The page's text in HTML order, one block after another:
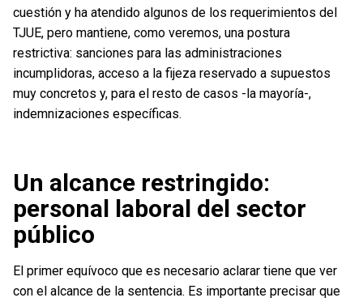
cuestión y ha atendido algunos de los requerimientos del
TJUE, pero mantiene, como veremos, una postura
restrictiva: sanciones para las administraciones
incumplidoras, acceso a la fijeza reservado a supuestos
muy concretos y, para el resto de casos -la mayoría-,
indemnizaciones específicas.
Un alcance restringido:
personal laboral del sector
público
El primer equívoco que es necesario aclarar tiene que ver
con el alcance de la sentencia. Es importante precisar que